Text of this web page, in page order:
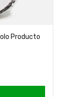
Producto